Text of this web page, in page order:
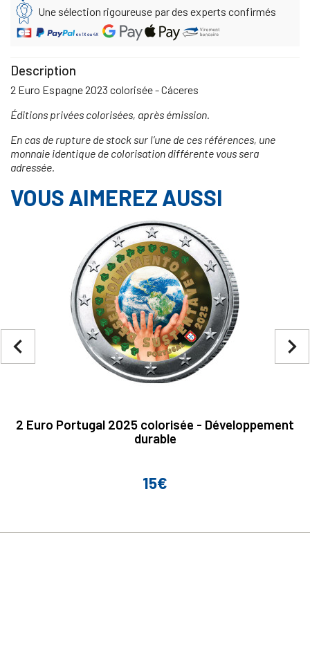
Une sélection rigoureuse par des experts confirmés
Description
2 Euro Espagne 2023 colorisée - Cáceres
Éditions privées colorisées, après émission.
En cas de rupture de stock sur l’une de ces références, une
monnaie identique de colorisation différente vous sera
adressée.
VOUS AIMEREZ AUSSI
2 Euro Portugal 2025 colorisée - Développement
durable
Prix
15€
navigate_next
navigate_before